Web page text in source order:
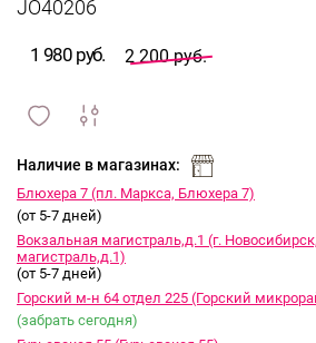
1 980 руб. 2 200 руб.
и
Наличие в магазинах:
Блюхера 7 (пл. Маркса, Блюхера 7)
(от 5-7 дней)
Вокзальная магистраль,д.1 (г.
магистраль,д.1)
(от 5-7 дней)
Горский м-н 64 отдел 225 (Горский
(забрать сегодня)